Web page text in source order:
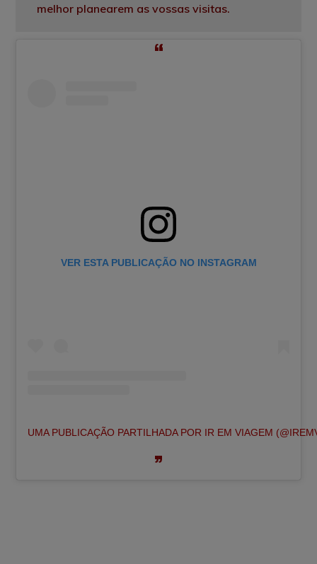
melhor planearem as vossas visitas.
VER ESTA PUBLICAÇÃO NO INSTAGRAM
UMA PUBLICAÇÃO PARTILHADA POR IR EM VIAGEM